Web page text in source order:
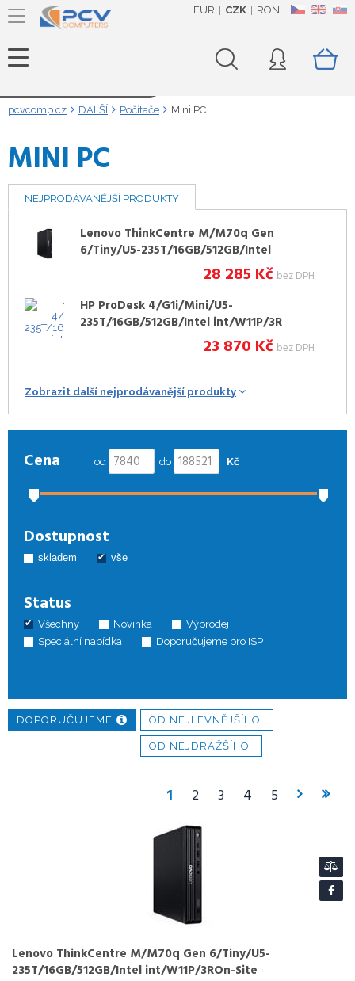
CZ EN SK
EUR CZK RON
pcvcomp.cz DALŠÍ Počítače Mini PC
MINI PC
NEJPRODÁVANĚJŠÍ PRODUKTY
Lenovo ThinkCentre M/M70q Gen
6/Tiny/U5-235T/16GB/512GB/Intel
28 285 Kč bez DPH
HP ProDesk 4/G1i/Mini/U5-
235T/16GB/512GB/Intel int/W11P/3R
23 870 Kč bez DPH
Zobrazit další nejprodávanější produkty
Cena od do Kč
Dostupnost
skladem vše
Status
Všechny Novinka
Výprodej
Speciální nabídka
Doporučujeme pro ISP
DOPORUČUJEME OD NEJLEVNĚJŠÍHO
OD NEJDRAŽŠÍHO
1 2 3 4 5
Lenovo ThinkCentre M/M70q Gen 6/Tiny/U5-
235T/16GB/512GB/Intel int/W11P/3ROn-Site